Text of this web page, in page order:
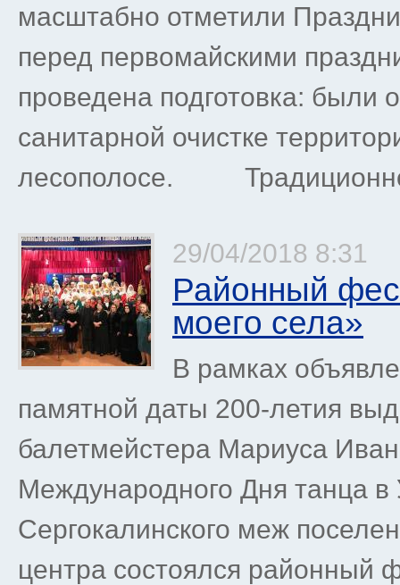
масштабно отметили
перед первомайскими
проведена подготовка: были
санитарной очистке
лесополосе. Традиционно
29/04/2018 8:31
Районный
моего села»
В рамках
памятной даты 200-летия
балетмейстера Мариуса
Международного Дня танца
Сергокалинского меж
центра состоялся районный